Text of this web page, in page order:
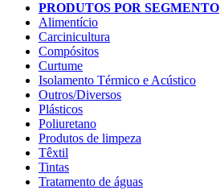
PRODUTOS POR SEGMENTO
Alimentício
Carcinicultura
Compósitos
Curtume
Isolamento Térmico e Acústico
Outros/Diversos
Plásticos
Poliuretano
Produtos de limpeza
Têxtil
Tintas
Tratamento de águas